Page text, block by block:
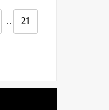
.. 21